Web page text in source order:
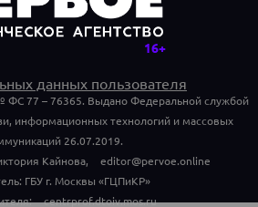
данных пользователя
ФС 77 – 76365. Выдано Федеральной службой
информационных технологий и массовых
26.07.2019.
Кайнова,
editor@pervoe.online
ГБУ г. Москвы «ГЦПиКР»
centrprof.dtoiv.mos.ru